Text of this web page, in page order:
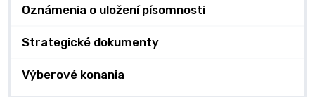
Oznámenia o uložení písomnosti
Strategické dokumenty
Výberové konania